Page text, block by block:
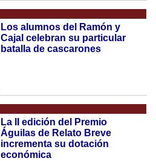
Los alumnos del Ramón y
Cajal celebran su particular
batalla de cascarones
La II edición del Premio
Águilas de Relato Breve
incrementa su dotación
económica